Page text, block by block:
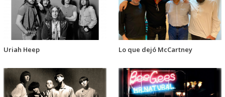
Uriah Heep Lo que dejó McCartney